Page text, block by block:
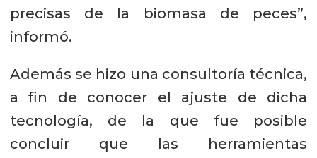
precisas de la biomasa de peces”,
informó.
Además se hizo una consultoría técnica,
a fin de conocer el ajuste de dicha
tecnología, de la que fue posible
concluir que las herramientas